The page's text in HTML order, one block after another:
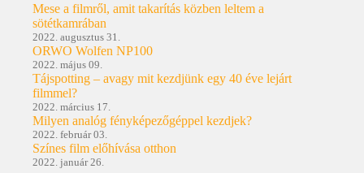
Mese a filmről, amit takarítás közben leltem a
sötétkamrában
2022. augusztus 31.
ORWO Wolfen NP100
2022. május 09.
Tájspotting – avagy mit kezdjünk egy 40 éve lejárt
filmmel?
2022. március 17.
Milyen analóg fényképezőgéppel kezdjek?
2022. február 03.
Színes film előhívása otthon
2022. január 26.